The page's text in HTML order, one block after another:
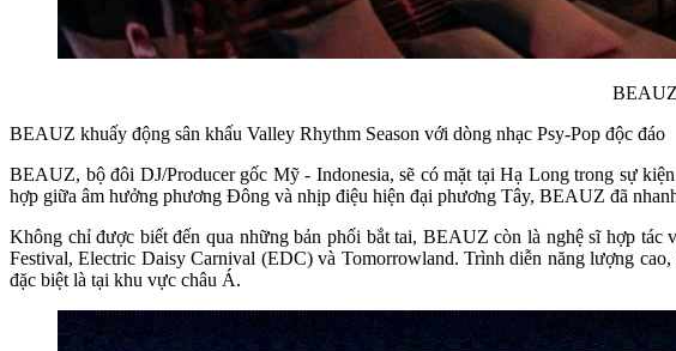
BEAUZ
BEAUZ khuấy động sân khấu Valley Rhythm Season với dòng nhạc Psy-Pop độc đáo
BEAUZ, bộ đôi DJ/Producer gốc Mỹ - Indonesia, sẽ có mặt tại Hạ Long trong sự
hợp giữa âm hưởng phương Đông và nhịp điệu hiện đại phương Tây, BEAUZ đã
Không chỉ được biết đến qua những bản phối bắt tai, BEAUZ còn là nghệ sĩ hợp
Festival, Electric Daisy Carnival (EDC) và Tomorrowland. Trình diễn năng lượng
đặc biệt là tại khu vực châu Á.